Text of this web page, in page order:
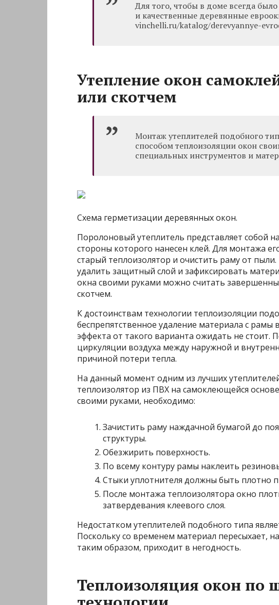
Для того, чтобы в доме всегда
и качественные деревянные
vinchelli.ru/katalog/derevyannye-
Утепление окон
или скотчем
Монтаж утеплителей подобного
способом теплоизоляции окон
специальных инструментов и
Схема герметизации деревянных окон.
Поролоновый утеплитель представляет собой
стороны которого нанесен клей. Для монтажа
старый теплоизолятор и очистить раму от
удалить защитный слой и зафиксировать
окна своими руками можно считать
скотчем.
К достоинствам технологии теплоизоляции
беспрепятственное удаление материала с рамы
эффекта от такого варианта ожидать не стоит.
циркуляции воздуха между наружной и
причиной потери тепла.
На данный момент одним из лучших
теплоизолятор из ПВХ на самоклеющейся
своими руками, необходимо:
Зачистить раму наждачной бумагой до
структуры.
Обезжирить поверхность.
По всему контуру рамы наклеить
Стыки уплотнителя должны быть плотно
После монтажа теплоизолятора окно
затвердевания клеевого слоя.
Недостатком утеплителей подобного типа
Поскольку со временем материал пересыхает,
таким образом, приходит в негодность.
Теплоизоляция окон по